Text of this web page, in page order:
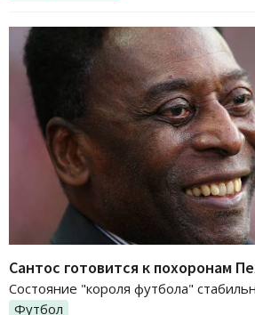
Сантос готовится к похоронам
Состояние "короля футбола"
Футбол